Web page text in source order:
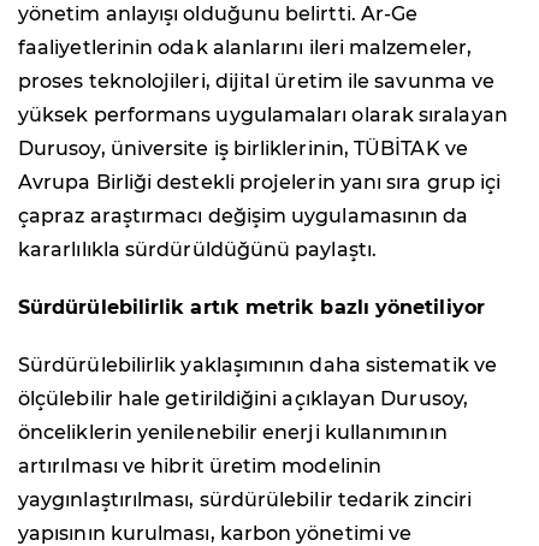
yönetim anlayışı olduğunu belirtti. Ar-Ge
faaliyetlerinin odak alanlarını ileri malzemeler,
proses teknolojileri, dijital üretim ile savunma ve
yüksek performans uygulamaları olarak sıralayan
Durusoy, üniversite iş birliklerinin, TÜBİTAK ve
Avrupa Birliği destekli projelerin yanı sıra grup içi
çapraz araştırmacı değişim uygulamasının da
kararlılıkla sürdürüldüğünü paylaştı.
Sürdürülebilirlik artık metrik bazlı yönetiliyor
Sürdürülebilirlik yaklaşımının daha sistematik ve
ölçülebilir hale getirildiğini açıklayan Durusoy,
önceliklerin yenilenebilir enerji kullanımının
artırılması ve hibrit üretim modelinin
yaygınlaştırılması, sürdürülebilir tedarik zinciri
yapısının kurulması, karbon yönetimi ve